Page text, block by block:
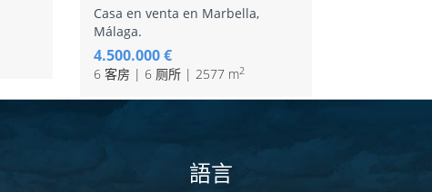
Casa en venta en Marbella,
Málaga.
4.500.000 €
6 客房 | 6 厕所 | 2577 m2
語言